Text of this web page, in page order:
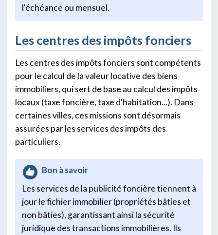
l'échéance ou mensuel.
Les centres des impôts fonciers
Les centres des impôts fonciers sont compétents
pour le calcul de la valeur locative des biens
immobiliers, qui sert de base au calcul des impôts
locaux (taxe foncière, taxe d'habitation...). Dans
certaines villes, ces missions sont désormais
assurées par les services des impôts des
particuliers.
Bon à savoir
Les services de la publicité foncière tiennent à
jour le fichier immobilier (propriétés bâties et
non bâties), garantissant ainsi la sécurité
juridique des transactions immobilières. Ils